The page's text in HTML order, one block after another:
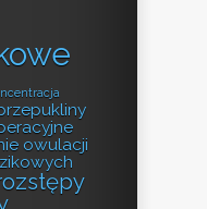
owulacji